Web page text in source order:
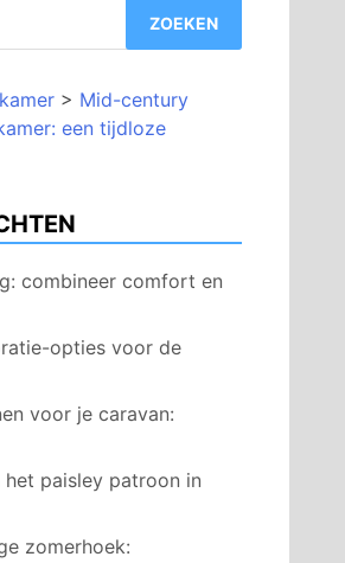
> Mid-century
een tijdloze
combineer comfort en
opties voor de
voor je caravan:
paisley patroon in
zomerhoek: